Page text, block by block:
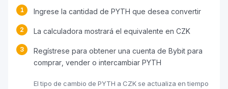
1 Ingrese la cantidad de PYTH que desea convertir
2 La calculadora mostrará el equivalente en CZK
3
Regístrese para obtener una cuenta de Bybit para
comprar, vender o intercambiar PYTH
El tipo de cambio de PYTH a CZK se actualiza en tiempo